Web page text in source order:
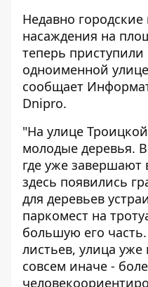
Недавно городские
насаждения на
теперь
одноименной
сообщает
Dnipro.
"На улице
молодые деревья.
где уже
здесь появились
для деревьев
паркомест на
большую его
листьев, улица
совсем иначе -